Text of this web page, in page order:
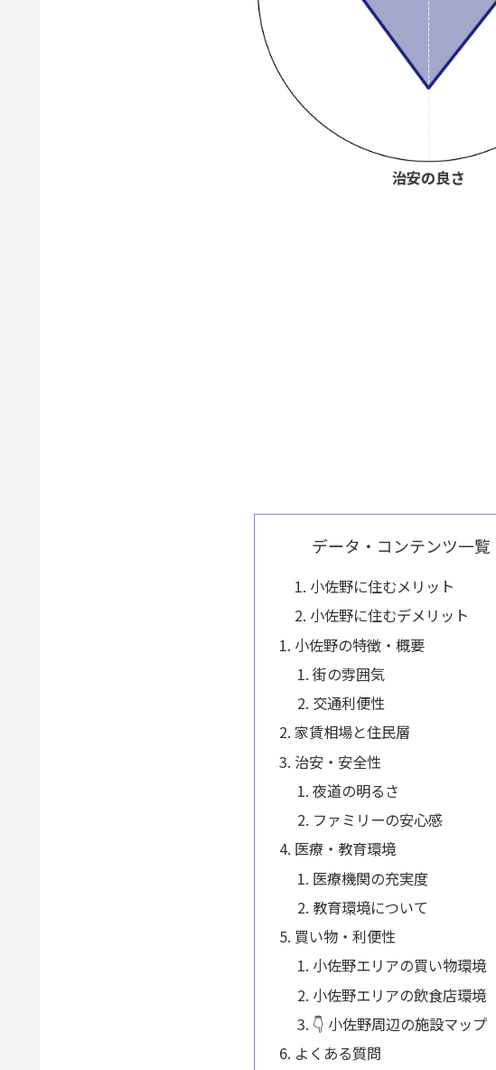
データ・コンテンツ一覧
小佐野に住むメリット
小佐野に住むデメリット
小佐野の特徴・概要
街の雰囲気
交通利便性
家賃相場と住民層
治安・安全性
夜道の明るさ
ファミリーの安心感
医療・教育環境
医療機関の充実度
教育環境について
買い物・利便性
小佐野エリアの買い物環境
小佐野エリアの飲食店環境
👇 小佐野周辺の施設マップ
よくある質問